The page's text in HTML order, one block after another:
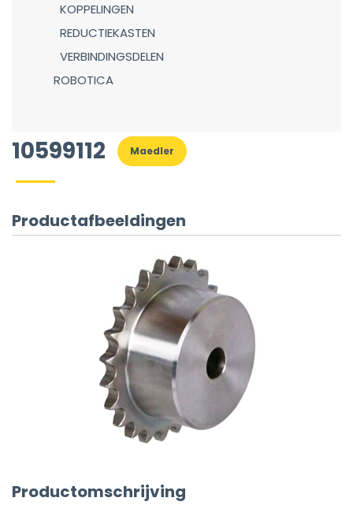
KOPPELINGEN
REDUCTIEKASTEN
VERBINDINGSDELEN
ROBOTICA
10599112 Maedler
Productafbeeldingen
Productomschrijving